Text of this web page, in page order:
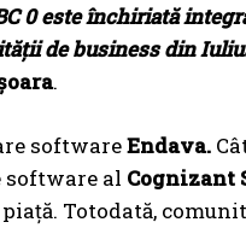
0 este închiriată
de business din
.
softwareEndava.
software al Cognizant
Totodată,